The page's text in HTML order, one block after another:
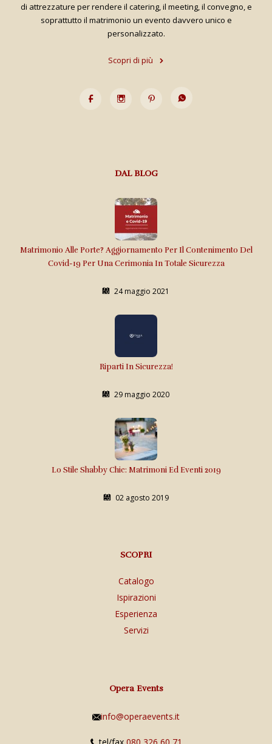
di attrezzature per rendere il catering, il meeting, il convegno, e
soprattutto il matrimonio un evento davvero unico e
personalizzato.
Scopri di più
DAL BLOG
Matrimonio Alle Porte? Aggiornamento Per Il Contenimento Del
Covid-19 Per Una Cerimonia In Totale Sicurezza
24 maggio 2021
Riparti In Sicurezza!
29 maggio 2020
Lo Stile Shabby Chic: Matrimoni Ed Eventi 2019
02 agosto 2019
SCOPRI
Catalogo
Ispirazioni
Esperienza
Servizi
Opera Events
info@operaevents.it